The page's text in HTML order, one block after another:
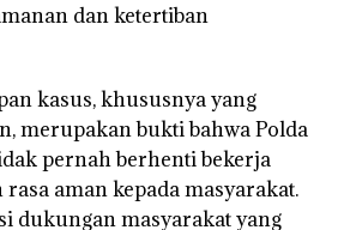
dan ketertiban
kasus, khususnya yang
merupakan bukti bahwa Polda
pernah berhenti bekerja
aman kepada masyarakat.
dukungan masyarakat yang